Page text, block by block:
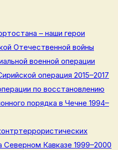
– наши герои
Отечественной войны
военной операции
операция 2015–2017
по восстановлению
порядка в Чечне 1994–
Северном Кавказе 1999–2000